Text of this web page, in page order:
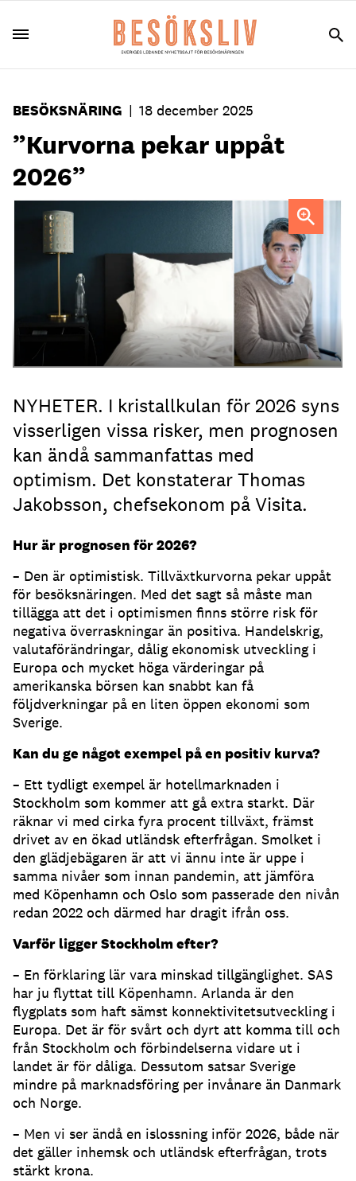
BESÖKSNÄRING | 18 december 2025
”Kurvorna pekar uppåt
2026”
FOTO: Rhema Kallianpur / Unsplash
Thomas Jakobsson
FOTO: Visita
NYHETER. I kristallkulan för 2026 syns
visserligen vissa risker, men prognosen
kan ändå sammanfattas med
optimism. Det konstaterar Thomas
Jakobsson, chefsekonom på Visita.
Hur är prognosen för 2026?
– Den är optimistisk. Tillväxtkurvorna pekar uppåt
för besöksnäringen. Med det sagt så måste man
tillägga att det i optimismen finns större risk för
negativa överraskningar än positiva. Handelskrig,
valutaförändringar, dålig ekonomisk utveckling i
Europa och mycket höga värderingar på
amerikanska börsen kan snabbt kan få
följdverkningar på en liten öppen ekonomi som
Sverige.
Kan du ge något exempel på en positiv kurva?
– Ett tydligt exempel är hotellmarknaden i
Stockholm som kommer att gå extra starkt. Där
räknar vi med cirka fyra procent tillväxt, främst
drivet av en ökad utländsk efterfrågan. Smolket i
den glädjebägaren är att vi ännu inte är uppe i
samma nivåer som innan pandemin, att jämföra
med Köpenhamn och Oslo som passerade den nivån
redan 2022 och därmed har dragit ifrån oss.
Varför ligger Stockholm efter?
– En förklaring lär vara minskad tillgänglighet. SAS
har ju flyttat till Köpenhamn. Arlanda är den
flygplats som haft sämst konnektivitetsutveckling i
Europa. Det är för svårt och dyrt att komma till och
från Stockholm och förbindelserna vidare ut i
landet är för dåliga. Dessutom satsar Sverige
mindre på marknadsföring per invånare än Danmark
och Norge.
– Men vi ser ändå en islossning inför 2026, både när
det gäller inhemsk och utländsk efterfrågan, trots
stärkt krona.